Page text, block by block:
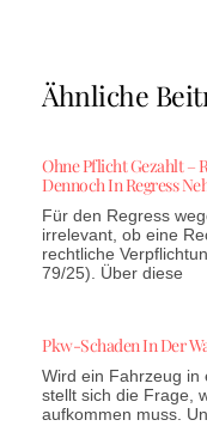
Ähnliche
Ohne Pflicht Gezahlt –
Dennoch In Regress
Für den Regress
irrelevant, ob eine
rechtliche
79/25). Über diese
Pkw-Schaden In Der
Wird ein Fahrzeug in
stellt sich die Frage,
aufkommen muss.